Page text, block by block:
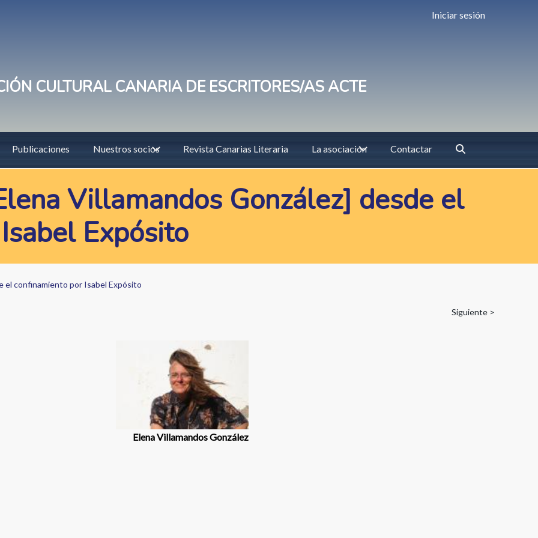
Iniciar sesión
CULTURAL CANARIA DE ESCRITORES/AS ACTE
Publicaciones Nuestros socios Revista Canarias Literaria La asociación Contactar
Villamandos González] desde el
Expósito
el confinamiento por Isabel Expósito
Siguiente >
Elena Villamandos González